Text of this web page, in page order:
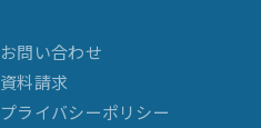
お問い合わせ
資料請求
プライバシーポリシー